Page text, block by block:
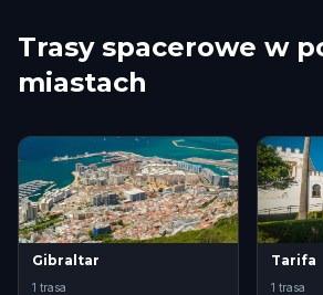
Trasy spacerowe w
miastach
Gibraltar
1 trasa
Tarifa
1 trasa